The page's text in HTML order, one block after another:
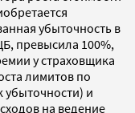
убыточность в
превысила 100%,
у страховщика
лимитов по
и
на ведение